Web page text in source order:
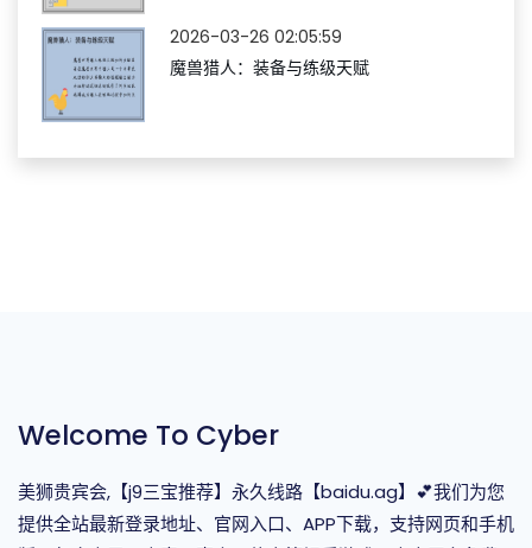
2026-03-26 02:05:59
魔兽猎人：装备与练级天赋
Welcome To Cyber
美狮贵宾会,【j9三宝推荐】永久线路【baidu.ag】💕我们为您
提供全站最新登录地址、官网入口、APP下载，支持网页和手机